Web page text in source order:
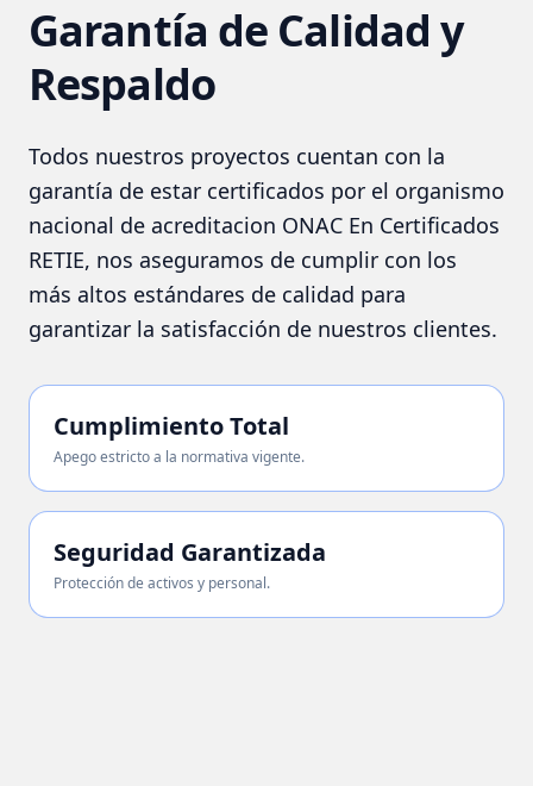
Garantía de Calidad y
Respaldo
Todos nuestros proyectos cuentan con la
garantía de estar certificados por el organismo
nacional de acreditacion ONAC En Certificados
RETIE, nos aseguramos de cumplir con los
más altos estándares de calidad para
garantizar la satisfacción de nuestros clientes.
Cumplimiento Total
Apego estricto a la normativa vigente.
Seguridad Garantizada
Protección de activos y personal.